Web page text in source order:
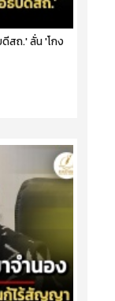
สถ.' ลั่น 'โกง